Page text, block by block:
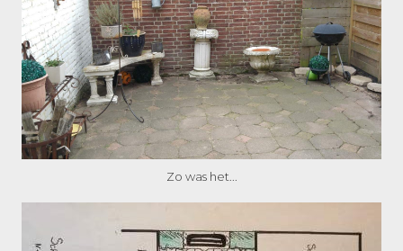
Zo was het...